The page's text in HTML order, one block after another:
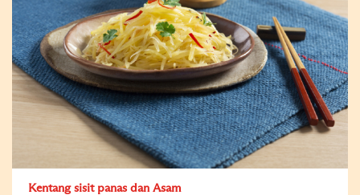
Kentang sisit panas dan Asam